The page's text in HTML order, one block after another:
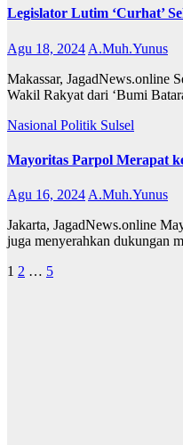
Legislator Lutim ‘Curhat’
Agu 18, 2024 A.Muh.Yunus
Makassar, JagadNews.online
Wakil Rakyat dari ‘Bumi
Nasional Politik Sulsel
Mayoritas Parpol Merapat
Agu 16, 2024 A.Muh.Yunus
Jakarta, JagadNews.online
juga menyerahkan dukungan
Paginasi
1 2 … 5